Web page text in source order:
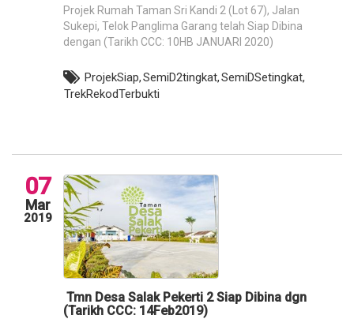
Projek Rumah Taman Sri Kandi 2 (Lot 67), Jalan
Sukepi, Telok Panglima Garang telah Siap Dibina
dengan (Tarikh CCC: 10HB JANUARI 2020)
ProjekSiap,SemiD2tingkat,SemiDSetingkat,
TrekRekodTerbukti
07
Mar
2019
Tmn Desa Salak Pekerti 2 Siap Dibina dgn
(Tarikh CCC: 14Feb2019)